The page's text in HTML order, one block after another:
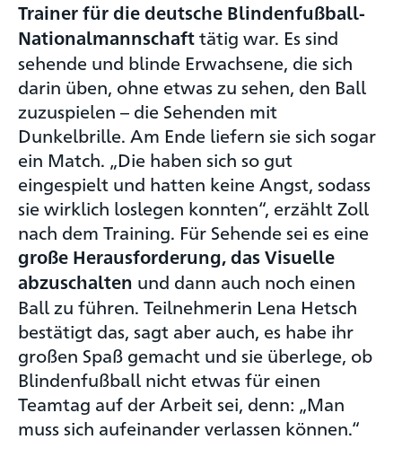
Trainer für die deutsche Blindenfußball-
Nationalmannschafttätig war. Es sind
sehende und blinde Erwachsene, die sich
darin üben, ohne etwas zu sehen, den Ball
zuzuspielen – die Sehenden mit
Dunkelbrille. Am Ende liefern sie sich sogar
ein Match. „Die haben sich so gut
eingespielt und hatten keine Angst, sodass
sie wirklich loslegen konnten“, erzählt Zoll
nach dem Training. Für Sehende sei es eine
große Herausforderung, das Visuelle
abzuschalten und dann auch noch einen
Ball zu führen. Teilnehmerin Lena Hetsch
bestätigt das, sagt aber auch, es habe ihr
großen Spaß gemacht und sie überlege, ob
Blindenfußball nicht etwas für einen
Teamtag auf der Arbeit sei, denn: „Man
muss sich aufeinander verlassen können.“